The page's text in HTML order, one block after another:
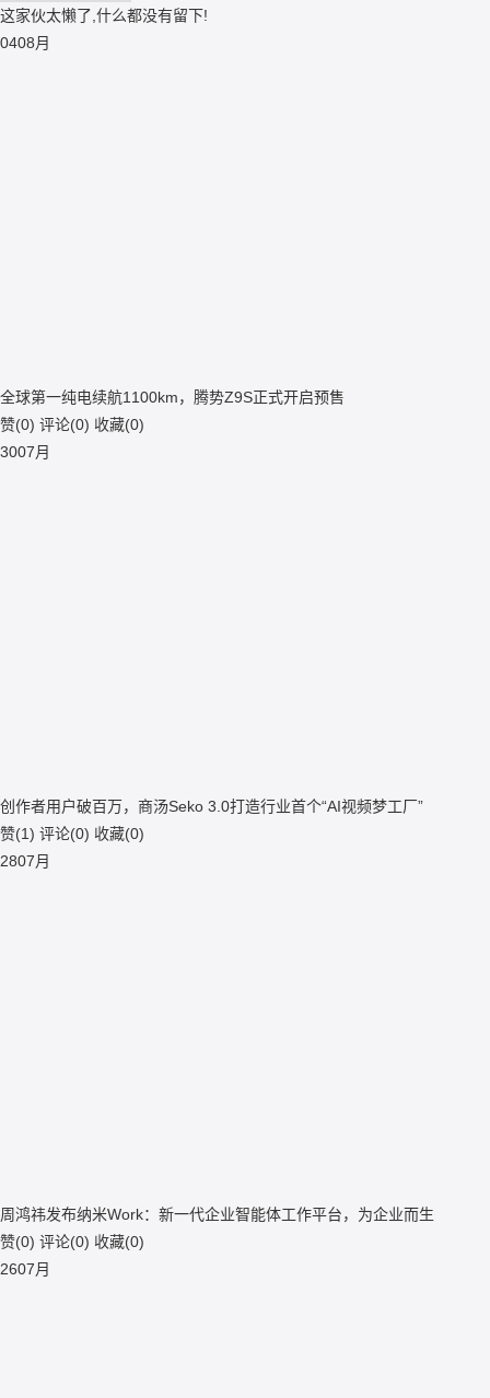
这家伙太懒了,什么都没有留下!
0408月
全球第一纯电续航1100km，腾势Z9S正式开启预售
赞(0) 评论(0) 收藏(0)
3007月
创作者用户破百万，商汤Seko 3.0打造行业首个“AI视频梦工厂”
赞(1) 评论(0) 收藏(0)
2807月
周鸿祎发布纳米Work：新一代企业智能体工作平台，为企业而生
赞(0) 评论(0) 收藏(0)
2607月